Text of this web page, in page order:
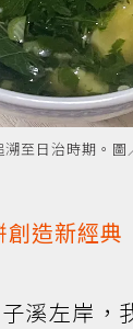
至日治時期。圖
創造新經典
溪左岸，